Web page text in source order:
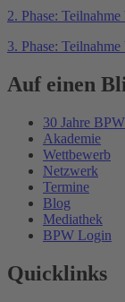
2. Phase:
3. Phase:
Auf einen
30 Jahre BPW
Akademie
Wettbewerb
Netzwerk
Termine
Blog
Mediathek
BPW Login
Quicklinks